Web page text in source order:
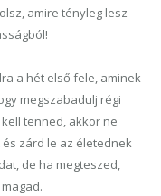
amire tényleg lesz
a hét első fele, aminek
megszabadulj régi
tenned, akkor ne
zárd le az életednek
de ha megteszed,